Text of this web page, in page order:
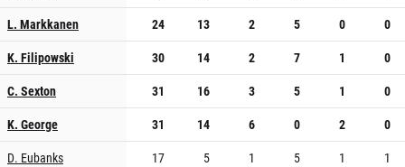
L. Markkanen
24 13 2 5 0
0
K. Filipowski
30 14 2 7 1
0
C. Sexton
31 16 3 5 1
0
K. George
31 14 6 0 2
0
D. Eubanks
17 5 1 5 1
1